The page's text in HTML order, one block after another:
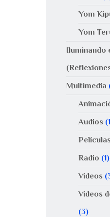
Yom
Yom
Iluminando
Multimedia
Audios
Películas
Radio (1)
Videos
Videos
(3)